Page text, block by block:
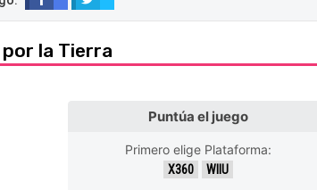
la Tierra
Puntúa el juego
Primero elige Plataforma:
X360 WIIU